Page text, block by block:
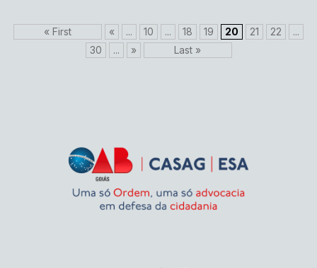
« First « ... 10 ... 18 19 20 21 22
...
30
... » Last »